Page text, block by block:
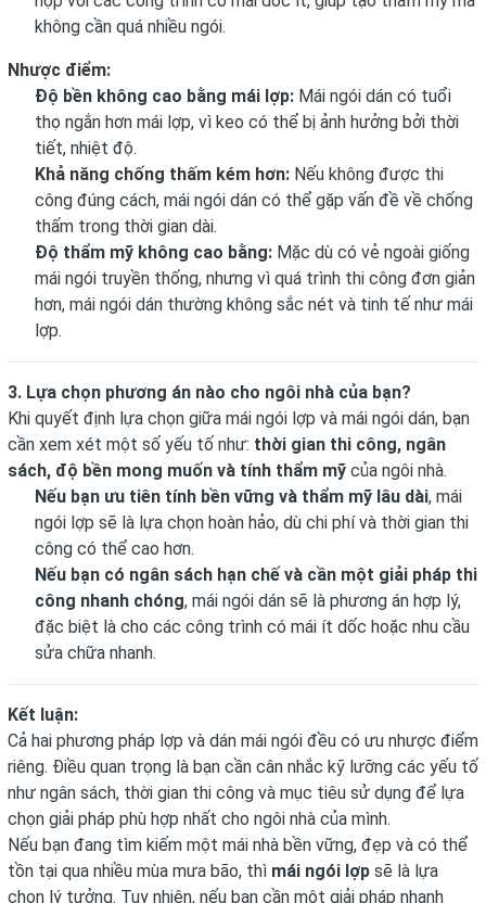
không cần quá nhiều ngói.
Nhược điểm:
Độ bền không cao bằng mái lợp: Mái ngói dán có tuổi
thọ ngắn hơn mái lợp, vì keo có thể bị ảnh hưởng bởi thời
tiết, nhiệt độ.
Khả năng chống thấm kém hơn: Nếu không được thi
công đúng cách, mái ngói dán có thể gặp vấn đề về chống
thấm trong thời gian dài.
Độ thẩm mỹ không cao bằng: Mặc dù có vẻ ngoài giống
mái ngói truyền thống, nhưng vì quá trình thi công đơn giản
hơn, mái ngói dán thường không sắc nét và tinh tế như mái
lợp.
3. Lựa chọn phương án nào cho ngôi nhà của bạn?
Khi quyết định lựa chọn giữa mái ngói lợp và mái ngói dán, bạn
cần xem xét một số yếu tố như: thời gian thi công, ngân
sách, độ bền mong muốn và tính thẩm mỹ của ngôi nhà.
Nếu bạn ưu tiên tính bền vững và thẩm mỹ lâu dài, mái
ngói lợp sẽ là lựa chọn hoàn hảo, dù chi phí và thời gian thi
công có thể cao hơn.
Nếu bạn có ngân sách hạn chế và cần một giải pháp thi
công nhanh chóng, mái ngói dán sẽ là phương án hợp lý,
đặc biệt là cho các công trình có mái ít dốc hoặc nhu cầu
sửa chữa nhanh.
Kết luận:
Cả hai phương pháp lợp và dán mái ngói đều có ưu nhược điểm
riêng. Điều quan trọng là bạn cần cân nhắc kỹ lưỡng các yếu tố
như ngân sách, thời gian thi công và mục tiêu sử dụng để lựa
chọn giải pháp phù hợp nhất cho ngôi nhà của mình.
Nếu bạn đang tìm kiếm một mái nhà bền vững, đẹp và có thể
tồn tại qua nhiều mùa mưa bão, thì mái ngói lợp sẽ là lựa
chọn lý tưởng. Tuy nhiên, nếu bạn cần một giải pháp nhanh